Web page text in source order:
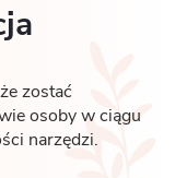
zostać
osoby w ciągu
narzędzi.